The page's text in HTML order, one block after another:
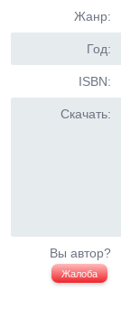
Жанр:
Год:
ISBN:
Скачать:
Вы автор?
Жалоба